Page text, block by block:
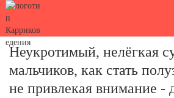
Неукротимый, нелёгкая
мальчиков, как стать
не привлекая внимание -